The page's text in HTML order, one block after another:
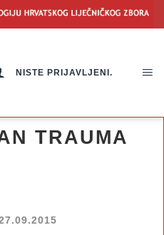
NISTE PRIJAVLJENI.
TRAUMA